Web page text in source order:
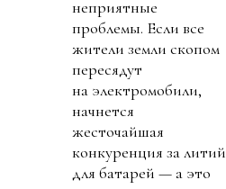
неприятные
проблемы. Если все
жители земли скопом
пересядут
на электромобили,
начнется
жесточайшая
конкуренция за литий
для батарей — а это